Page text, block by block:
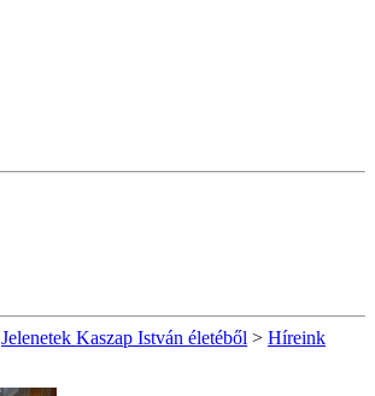
Jelenetek Kaszap István életéből > Híreink